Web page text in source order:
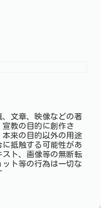
文章、映像などの著
教の目的に創作さ
来の目的以外の用途
抵触する可能性があ
スト、画像等の無断転
ト等の行為は一切な